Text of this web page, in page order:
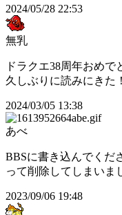
2024/05/28 22:53
無乳
ドラクエ38周年おめで
久しぶりに読みにきた！
2024/03/05 13:38
あべ
BBSに書き込んでくだ
って削除してしまいま
2023/09/06 19:48